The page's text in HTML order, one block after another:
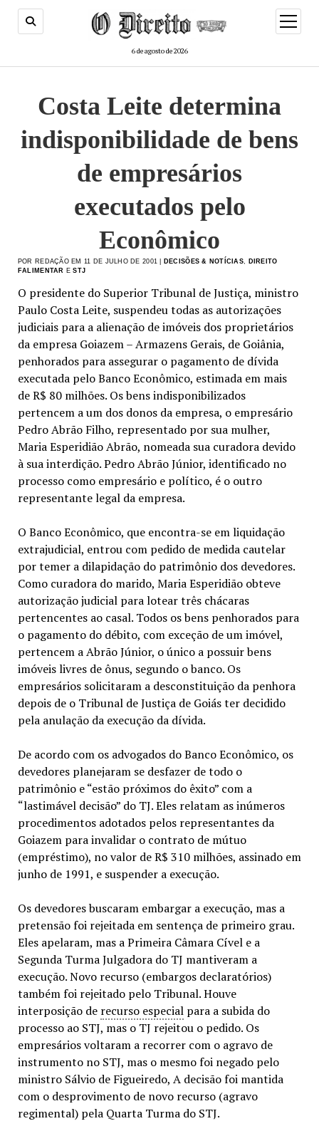
6 de agosto de 2026
menu
de
Costa Leite determina
indisponibilidade de bens
de empresários
executados pelo
Econômico
POR REDAÇÃO EM 11 DE JULHO DE 2001 | DECISÕES & NOTÍCIAS
DIREITO
FALIMENTAR ESTJ
O presidente do Superior Tribunal de Justiça, ministro
Paulo Costa Leite, suspendeu todas as autorizações
judiciais para a alienação de imóveis dos proprietários
da empresa Goiazem – Armazens Gerais, de Goiânia,
penhorados para assegurar o pagamento de dívida
executada pelo Banco Econômico, estimada em mais
de R$ 80 milhões. Os bens indisponibilizados
pertencem a um dos donos da empresa, o empresário
Pedro Abrão Filho, representado por sua mulher,
Maria Esperidião Abrão, nomeada sua curadora devido
à sua interdição. Pedro Abrão Júnior, identificado no
processo como empresário e político, é o outro
representante legal da empresa.
O Banco Econômico, que encontra-se em liquidação
extrajudicial, entrou com pedido de medida cautelar
por temer a dilapidação do patrimônio dos devedores.
Como curadora do marido, Maria Esperidião obteve
autorização judicial para lotear três chácaras
pertencentes ao casal. Todos os bens penhorados para
o pagamento do débito, com exceção de um imóvel,
pertencem a Abrão Júnior, o único a possuir bens
imóveis livres de ônus, segundo o banco. Os
empresários solicitaram a desconstituição da penhora
depois de o Tribunal de Justiça de Goiás ter decidido
pela anulação da execução da dívida.
De acordo com os advogados do Banco Econômico, os
devedores planejaram se desfazer de todo o
patrimônio e “estão próximos do êxito” com a
“lastimável decisão” do TJ. Eles relatam as inúmeros
procedimentos adotados pelos representantes da
Goiazem para invalidar o contrato de mútuo
(empréstimo), no valor de R$ 310 milhões, assinado em
junho de 1991, e suspender a execução.
Os devedores buscaram embargar a execução, mas a
pretensão foi rejeitada em sentença de primeiro grau.
Eles apelaram, mas a Primeira Câmara Cível e a
Segunda Turma Julgadora do TJ mantiveram a
execução. Novo recurso (embargos declaratórios)
também foi rejeitado pelo Tribunal. Houve
interposição de recurso especialpara a subida do
processo ao STJ, mas o TJ rejeitou o pedido. Os
empresários voltaram a recorrer com o agravo de
instrumento no STJ, mas o mesmo foi negado pelo
ministro Sálvio de Figueiredo, A decisão foi mantida
com o desprovimento de novo recurso (agravo
regimental) pela Quarta Turma do STJ.